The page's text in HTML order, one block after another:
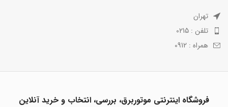
تهران
تلفن : 0215
همراه : 0912
فروشگاه اینترنتی موتوربرق، بررسی، انتخاب و خرید آنلاین